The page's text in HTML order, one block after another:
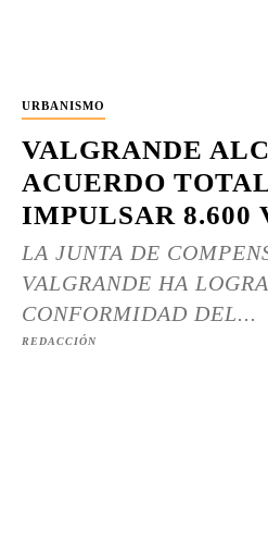
URBANISMO
VALGRANDE
ACUERDO
IMPULSAR 8.600
LA JUNTA DE
VALGRANDE HA
CONFORMIDAD DEL...
REDACCIÓN